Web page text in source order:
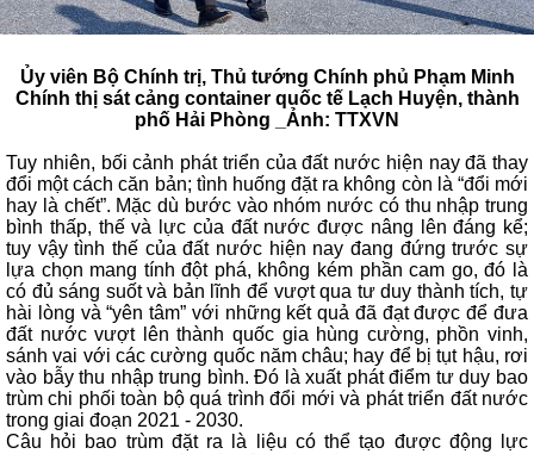
Ủy viên Bộ Chính trị, Thủ tướng Chính phủ Phạm Minh
Chính thị sát cảng container quốc tế Lạch Huyện, thành
phố Hải Phòng _Ảnh: TTXVN
Tuy nhiên, bối cảnh phát triển của đất nước hiện nay đã thay
đổi một cách căn bản; tình huống đặt ra không còn là “đổi mới
hay là chết”. Mặc dù bước vào nhóm nước có thu nhập trung
bình thấp, thế và lực của đất nước được nâng lên đáng kể;
tuy vậy tình thế của đất nước hiện nay đang đứng trước sự
lựa chọn mang tính đột phá, không kém phần cam go, đó là
có đủ sáng suốt và bản lĩnh để vượt qua tư duy thành tích, tự
hài lòng và “yên tâm” với những kết quả đã đạt được để đưa
đất nước vượt lên thành quốc gia hùng cường, phồn vinh,
sánh vai với các cường quốc năm châu; hay để bị tụt hậu, rơi
vào bẫy thu nhập trung bình. Đó là xuất phát điểm tư duy bao
trùm chi phối toàn bộ quá trình đổi mới và phát triển đất nước
trong giai đoạn 2021 - 2030.
Câu hỏi bao trùm đặt ra là liệu có thể tạo được động lực